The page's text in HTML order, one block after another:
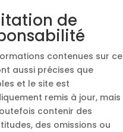
de
contenues sur ce
aussi précises que
et le site est
remis à jour, mais
contenir des
des omissions ou